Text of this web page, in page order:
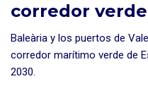
corredor
Baleària y los puertos de
corredor marítimo verde de
2030.